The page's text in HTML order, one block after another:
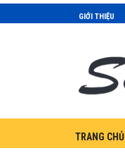
GIỚI THIỆU
TRANG CHỦ